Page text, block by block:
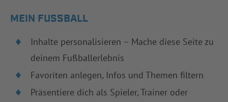
MEIN FUSSBALL
Inhalte personalisieren – Mache diese Seite zu
deinem Fußballerlebnis
Favoriten anlegen, Infos und Themen filtern
Präsentiere dich als Spieler, Trainer oder